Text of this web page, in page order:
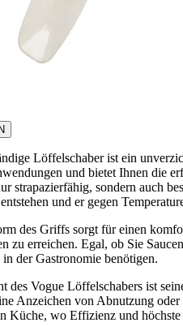
Löffelschaber ist ein
und bietet Ihnen die
strapazierfähig, sondern auch
und er gegen
des Griffs sorgt für einen
zu erreichen. Egal, ob Sie
der Gastronomie benötigen.
des Vogue Löffelschabers ist
Anzeichen von Abnutzung
Küche, wo Effizienz und